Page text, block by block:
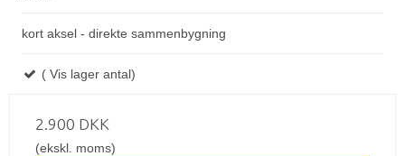
kort aksel - direkte sammenbygning
( Vis lager antal)
2.900 DKK
(ekskl. moms)